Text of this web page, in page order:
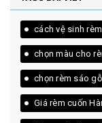
cách vệ sinh
chọn màu cho
chọn rèm sáo gỗ
Giá rèm cuốn